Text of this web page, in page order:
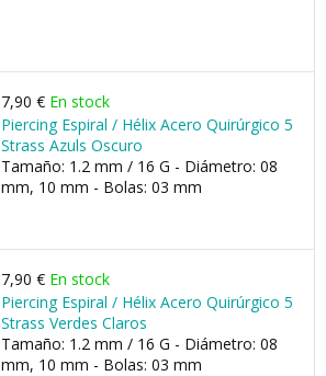
7,90 € En stock
Piercing Espiral / Hélix Acero Quirúrgico 5
Strass Azuls Oscuro
Tamaño: 1.2 mm / 16 G - Diámetro: 08
mm, 10 mm - Bolas: 03 mm
7,90 € En stock
Piercing Espiral / Hélix Acero Quirúrgico 5
Strass Verdes Claros
Tamaño: 1.2 mm / 16 G - Diámetro: 08
mm, 10 mm - Bolas: 03 mm